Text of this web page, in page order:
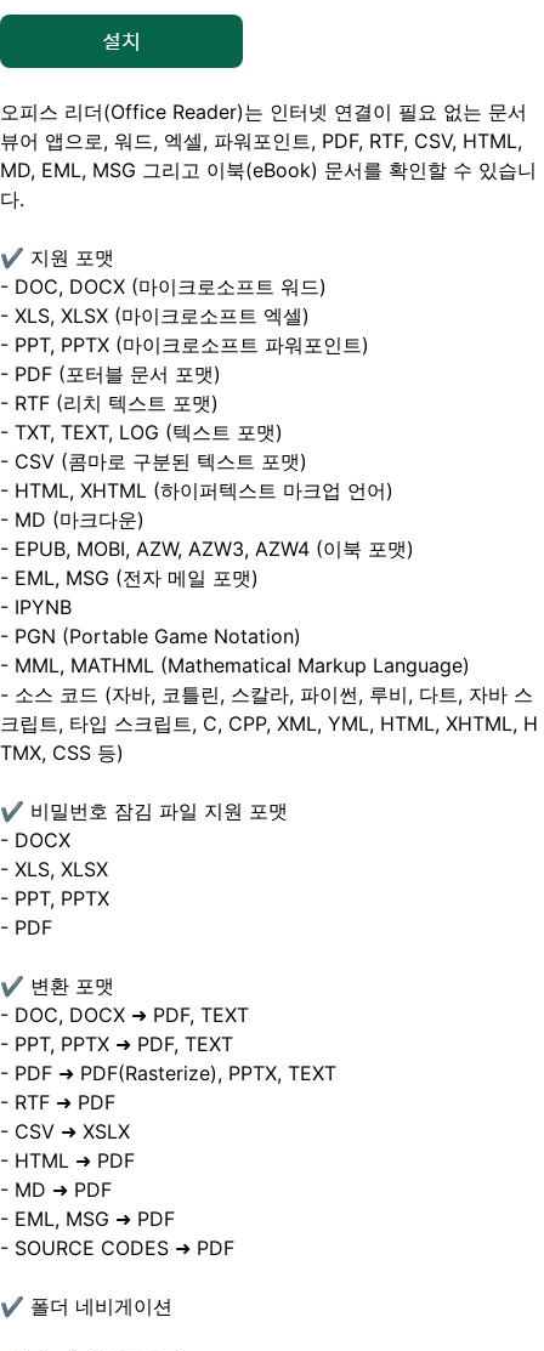
오피스 리더(Office Reader)는 인터넷 연결이 필요 없는 문서
뷰어 앱으로, 워드, 엑셀, 파워포인트, PDF, RTF, CSV, HTML,
MD, EML, MSG 그리고 이북(eBook) 문서를 확인할 수 있습니
다.
✔ 지원 포맷
- DOC, DOCX (마이크로소프트 워드)
- XLS, XLSX (마이크로소프트 엑셀)
- PPT, PPTX (마이크로소프트 파워포인트)
- PDF (포터블 문서 포맷)
- RTF (리치 텍스트 포맷)
- TXT, TEXT, LOG (텍스트 포맷)
- CSV (콤마로 구분된 텍스트 포맷)
- HTML, XHTML (하이퍼텍스트 마크업 언어)
- MD (마크다운)
- EPUB, MOBI, AZW, AZW3, AZW4 (이북 포맷)
- EML, MSG (전자 메일 포맷)
- IPYNB
- PGN (Portable Game Notation)
- MML, MATHML (Mathematical Markup Language)
- 소스 코드 (자바, 코틀린, 스칼라, 파이썬, 루비, 다트, 자바 스
크립트, 타입 스크립트, C, CPP, XML, YML, HTML, XHTML, H
TMX, CSS 등)
✔ 비밀번호 잠김 파일 지원 포맷
- DOCX
- XLS, XLSX
- PPT, PPTX
- PDF
✔ 변환 포맷
- DOC, DOCX ➜ PDF, TEXT
- PPT, PPTX ➜ PDF, TEXT
- PDF ➜ PDF(Rasterize), PPTX, TEXT
- RTF ➜ PDF
- CSV ➜ XSLX
- HTML ➜ PDF
- MD ➜ PDF
- EML, MSG ➜ PDF
- SOURCE CODES ➜ PDF
✔ 폴더 네비게이션